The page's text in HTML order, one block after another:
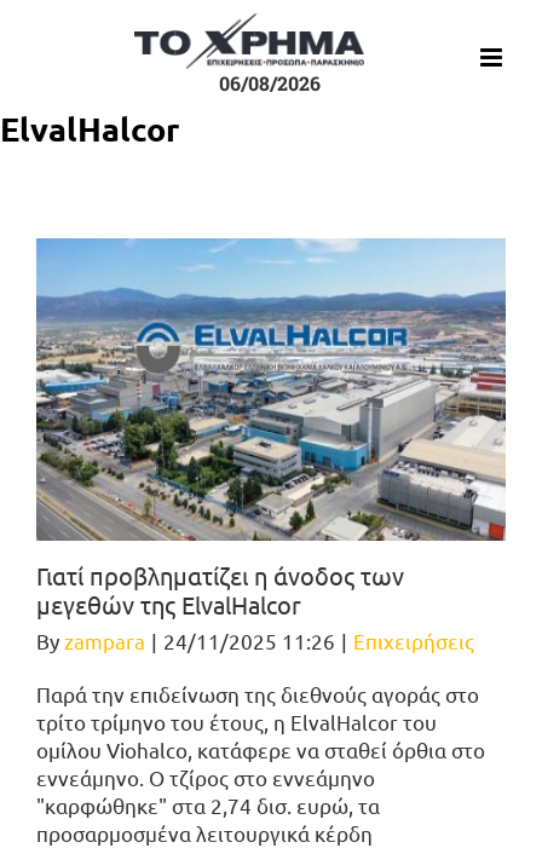
06/08/2026
ElvalHalcor
Γιατί προβληματίζει η άνοδος των
μεγεθών της ElvalHalcor
Byzampara | 24/11/2025 11:26 | Επιχειρήσεις
Παρά την επιδείνωση της διεθνούς αγοράς στο
τρίτο τρίμηνο του έτους, η ElvalHalcor του
ομίλου Viohalco, κατάφερε να σταθεί όρθια στο
εννεάμηνο. Ο τζίρος στο εννεάμηνο
"καρφώθηκε" στα 2,74 δισ. ευρώ, τα
προσαρμοσμένα λειτουργικά κέρδη